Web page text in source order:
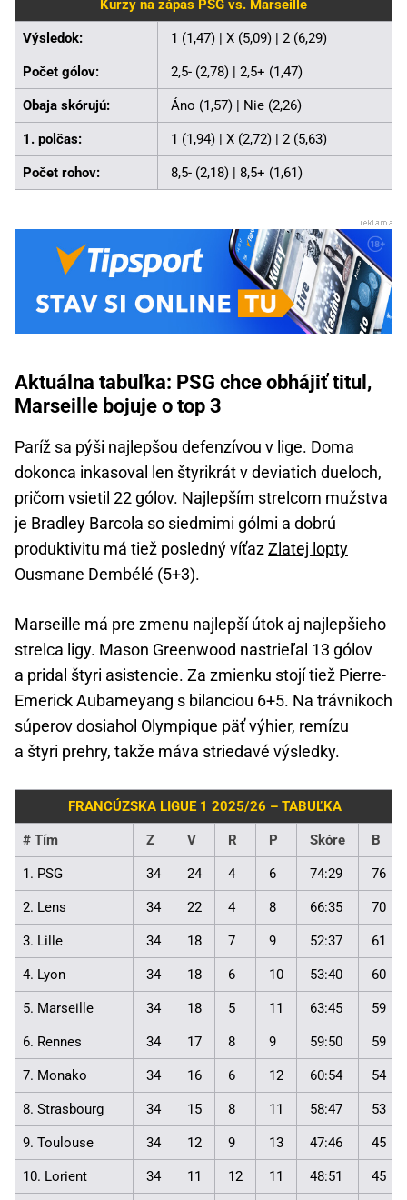
Kurzy na zápas PSG vs. Marseille
Výsledok: 1 (1,47) | X (5,09) | 2 (6,29)
Počet gólov: 2,5- (2,78) | 2,5+ (1,47)
Obaja skórujú: Áno (1,57) | Nie (2,26)
1. polčas: 1 (1,94) | X (2,72) | 2 (5,63)
Počet rohov: 8,5- (2,18) | 8,5+ (1,61)
Aktuálna tabuľka: PSG chce obhájiť titul,
Marseille bojuje o top 3
Paríž sa pýši najlepšou defenzívou v lige. Doma
dokonca inkasoval len štyrikrát v deviatich dueloch,
pričom vsietil 22 gólov. Najlepším strelcom mužstva
je Bradley Barcola so siedmimi gólmi a dobrú
produktivitu má tiež posledný víťazZlatej lopty
Ousmane Dembélé (5+3).
Marseille má pre zmenu najlepší útok aj najlepšieho
strelca ligy. Mason Greenwood nastrieľal 13 gólov
a pridal štyri asistencie. Za zmienku stojí tiež Pierre-
Emerick Aubameyang s bilanciou 6+5. Na trávnikoch
súperov dosiahol Olympique päť výhier, remízu
a štyri prehry, takže máva striedavé výsledky.
FRANCÚZSKA LIGUE 1 2025/26 – TABUĽKA
# Tím Z V R P Skóre B
1. PSG 34 24 4 6 74:29 76
2. Lens 34 22 4 8 66:35 70
3. Lille 34 18 7 9 52:37 61
4. Lyon 34 18 6 10 53:40 60
5. Marseille 34 18 5 11 63:45 59
6. Rennes 34 17 8 9 59:50 59
7. Monako 34 16 6 12 60:54 54
8. Strasbourg 34 15 8 11 58:47 53
9. Toulouse 34 12 9 13 47:46 45
10. Lorient 34 11 12 11 48:51 45